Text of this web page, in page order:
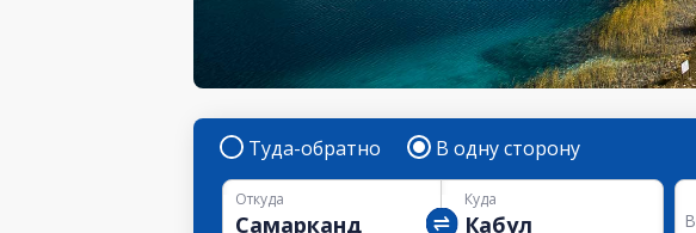
Туда-обратно В одну сторону
Откуда Куда